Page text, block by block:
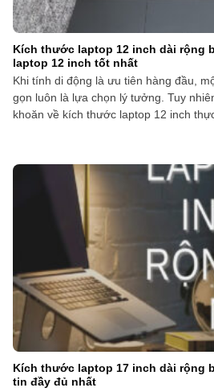
Kích thước laptop 12 inch dài rộng
laptop 12 inch tốt nhất
Khi tính di động là ưu tiên hàng đầu,
gọn luôn là lựa chọn lý tưởng. Tuy
khoăn về kích thước laptop 12 inch
Kích thước laptop 17 inch dài rộng
tin đầy đủ nhất